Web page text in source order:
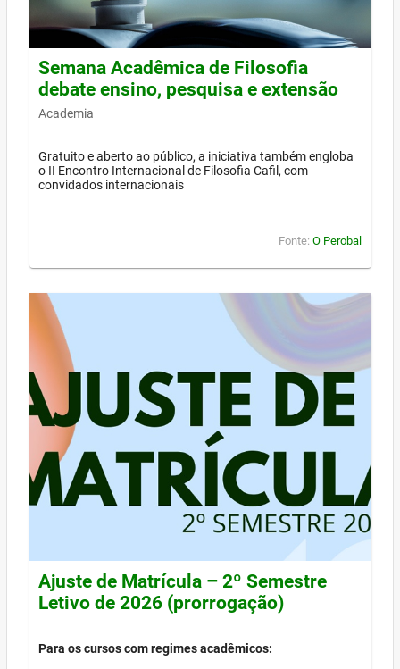
Semana Acadêmica de Filosofia
debate ensino, pesquisa e extensão
Academia
Gratuito e aberto ao público, a iniciativa também engloba
o II Encontro Internacional de Filosofia Cafil, com
convidados internacionais
Fonte: O Perobal
Ajuste de Matrícula – 2º Semestre
Letivo de 2026 (prorrogação)
Para os cursos com regimes acadêmicos: